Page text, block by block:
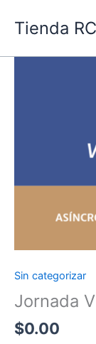
Tienda
Sin categorizar
Jornada
$0.00
Jornada
Vive
Misión